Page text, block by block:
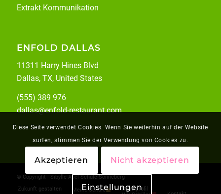
Extrakt Kommunikation
ENFOLD DALLAS
11311 Harry Hines Blvd
Dallas, TX, United States
(555) 389 976
dallas@enfold-restaurant.com
© Copyright - Sibylle-Abel-Schule Sonneberg
Zukunft gestalten
Meine Schule
Schulprofil
Diese Seite verwendet Cookies. Wenn Sie weiterhin auf der Website
surfen, stimmen Sie der Verwendung von Cookies zu.
Akzeptieren Nicht akzeptieren
Einstellungen